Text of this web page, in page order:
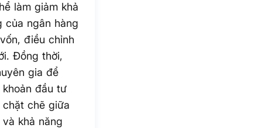
làm giảm khả
của ngân hàng
điều chỉnh
Đồng thời,
gia để
đầu tư
chẽ giữa
khả năng